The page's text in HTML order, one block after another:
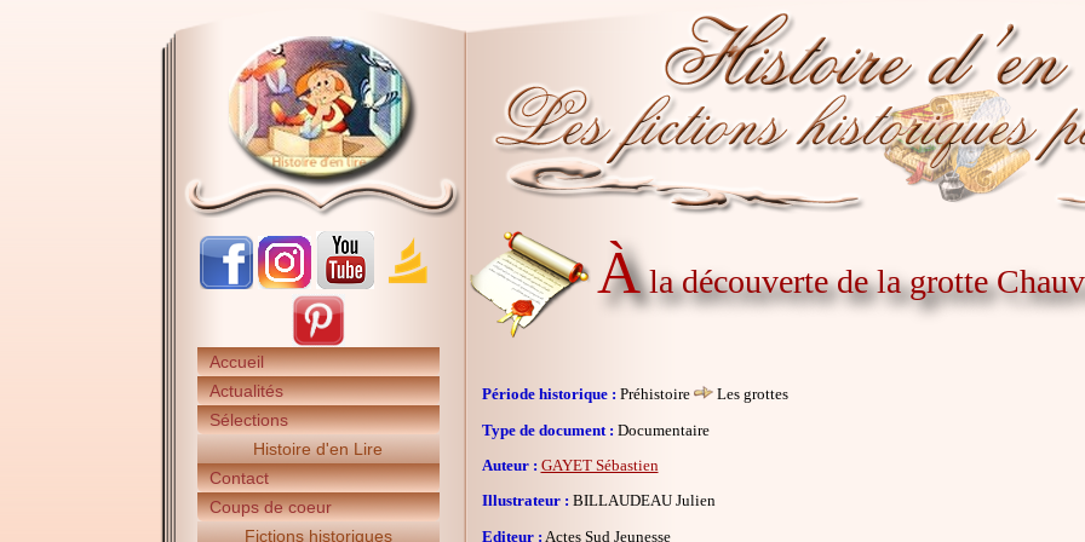
Accueil
Actualités
Sélections
Histoire d'en Lire
Contact
Coups de coeur
Fictions historiques
Àla découverte de la grotte
Période historique : Préhistoire
Les grottes
Type de document : Documentaire
Auteur : GAYET Sébastien
Illustrateur : BILLAUDEAU Julien
Editeur : Actes Sud Jeunesse